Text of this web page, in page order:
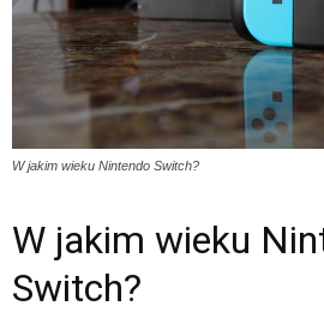
W jakim wieku Nintendo Switch?
W jakim wieku
Switch?